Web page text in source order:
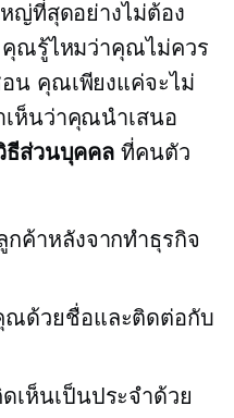
ญ่ที่สุดอย่างไม่ต้อง
ณรู้ไหมว่าคุณไม่ควร
น คุณเพียงแค่จะไม่
ห็นว่าคุณนำเสนอ
ธีส่วนบุคคล ที่คนตัว
ค้าหลังจากทำธุรกิจ
ณด้วยชื่อและติดต่อกับ
เห็นเป็นประจำด้วย